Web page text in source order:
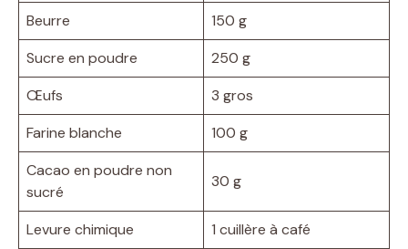
Beurre
150 g
Sucre en poudre
250 g
Œufs
3 gros
Farine blanche
100 g
Cacao en poudre non
sucré
30 g
Levure chimique
1 cuillère à café